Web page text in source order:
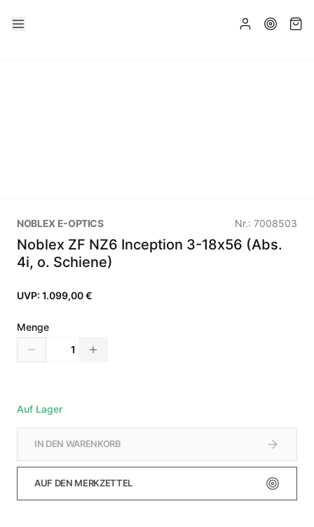
NOBLEX E-OPTICS Nr.: 7008503
Noblex ZF NZ6 Inception 3-18x56 (Abs.
4i, o. Schiene)
UVP: 1.099,00 €
Menge
Auf Lager
IN DEN WARENKORB
AUF DEN MERKZETTEL